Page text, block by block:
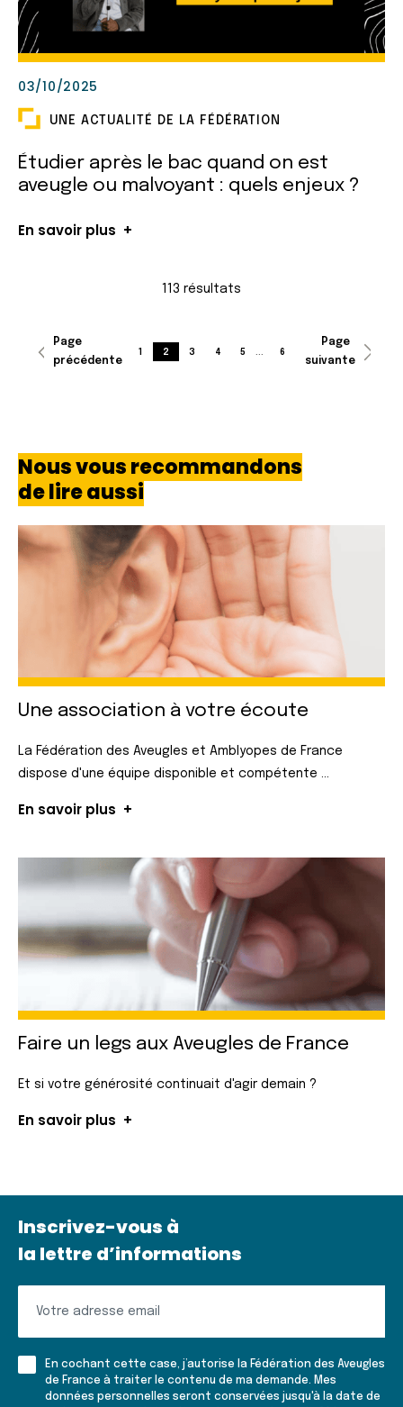
Étudier après le bac quand on est
aveugle ou malvoyant : quels enjeux ?
03/10/2025
UNE ACTUALITÉ DE LA FÉDÉRATION
En savoir plus
113 résultats
Page
précédente
1 2 3 4 5 6
Page
suivante
Nous vous recommandons
de lire aussi
Une association à votre écoute
La Fédération des Aveugles et Amblyopes de France
dispose d'une équipe disponible et compétente ...
En savoir plus
Faire un legs aux Aveugles de France
Et si votre générosité continuait d'agir demain ?
En savoir plus
Inscrivez-vous à
la lettre d’informations
à
En cochant cette case, j’autorise la Fédération des Aveugles
de France à traiter le contenu de ma demande. Mes
données personnelles seront conservées jusqu'à la date de